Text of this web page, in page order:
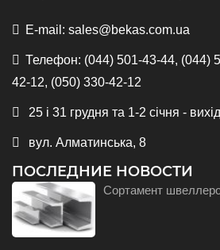
E-mail: sales@bekas.com.ua
Телефон: (044) 501-43-44, (044)
42-12, (050) 330-42-12
25 і 31 грудня та 1-2 січня -
вул. Алматинська, 8
ПОСЛЕДНИЕ НОВОСТИ
Сортамент